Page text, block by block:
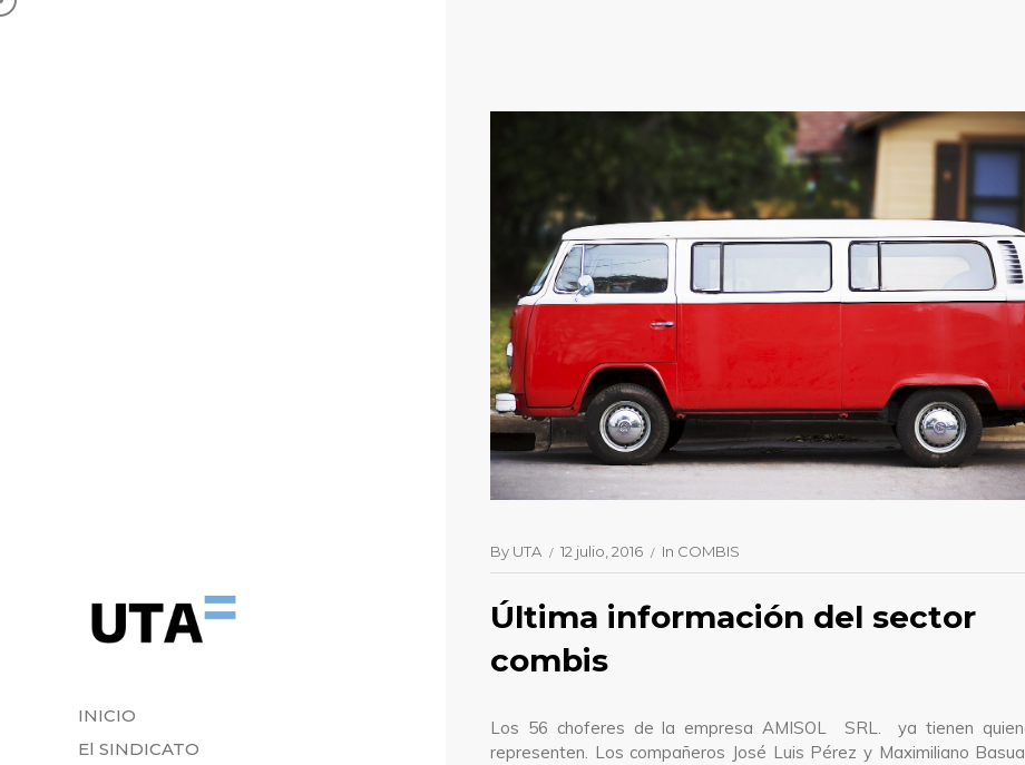
INICIO
El SINDICATO
By UTA 12 julio, 2016 In COMBIS
Última información del sector
combis
Los 56 choferes de la empresa AMISOL SRL. ya tienen
representen. Los compañeros José Luis Pérez y Maximiliano